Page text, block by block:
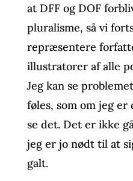
at DFF og DOF
pluralisme, så vi
repræsentere
illustratorer af alle
Jeg kan se
føles, som om jeg er
se det. Det er ikke
jeg er jo nødt til at
galt.